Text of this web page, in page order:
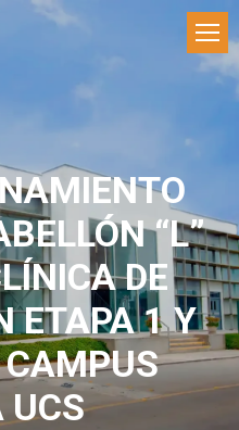
“L”
DE
ETAPA 1 Y
UCS